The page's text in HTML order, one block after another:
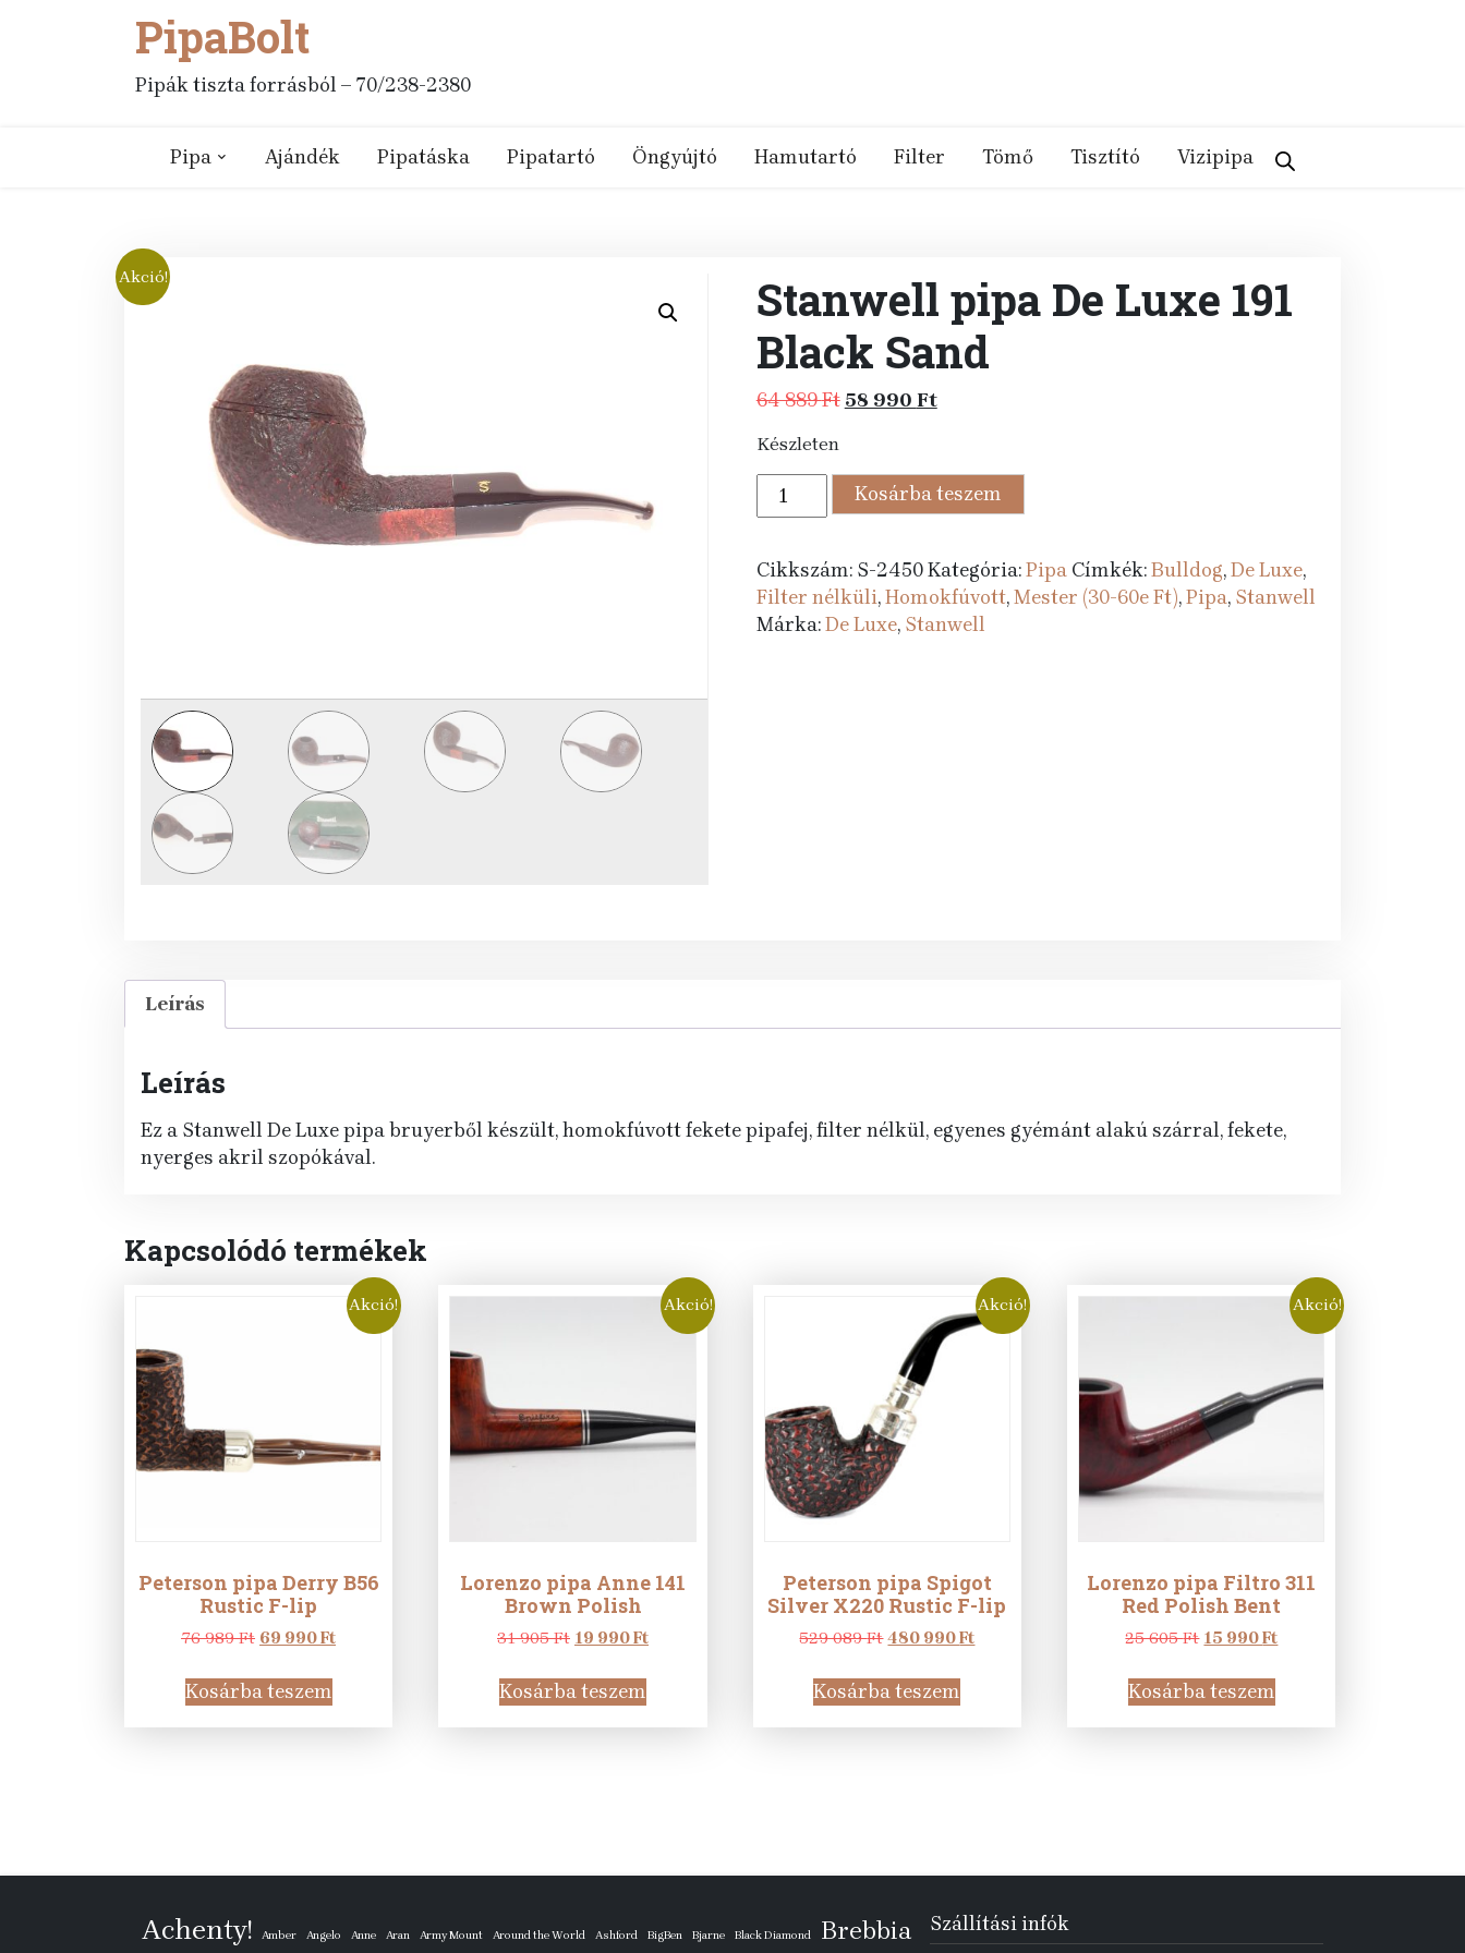
PipaBolt
Pipák tiszta forrásból – 70/238-2380
Pipa Ajándék Pipatáska Pipatartó Öngyújtó Hamutartó Filter Tömő Tisztító Vizipipa
Akció!
Stanwell pipa De Luxe 191
Black Sand
64 889Ft Original
64
889 Ft.
58 990 FtCurrent
58
990 Ft.
Készleten
Stanwell
pipa
Luxe
191
Black
Kosárba teszem
Cikkszám: S-2450Kategória:Pipa Címkék:Bulldog,De Luxe,
Filter nélküli,Homokfúvott,Mester (30-60e Ft),Pipa, Stanwell
Márka:De Luxe, Stanwell
Leírás
Leírás
Ez a Stanwell De Luxe pipa bruyerből készült, homokfúvott fekete pipafej, filter nélkül, egyenes gyémánt alakú szárral, fekete,
nyerges akril szopókával.
Kapcsolódó termékek
Akció!
Peterson pipa Derry B56
Rustic F-lip
76 989Ft Original
was:
76
989 Ft.
69 990FtCurrent
990 Ft.
Kosárba teszem
Akció!
Lorenzo pipa Anne 141
Brown Polish
31 905Ft Original
was:
31
905 Ft.
19 990FtCurrent
990 Ft.
Kosárba teszem
Akció!
Peterson pipa Spigot
Silver X220 Rustic F-lip
529 089FtOriginal
was:
529
089 Ft.
480 990FtCurrent
990 Ft.
Kosárba teszem
Akció!
Lorenzo pipa Filtro 311
Red Polish Bent
25 605Ft Original
was:
25
605 Ft.
15 990FtCurrent
990 Ft.
Kosárba teszem
Achenty! Amber Angelo Anne Aran Army Mount Around the World Ashford BigBen Bjarne Black Diamond Brebbia
Szállítási infók